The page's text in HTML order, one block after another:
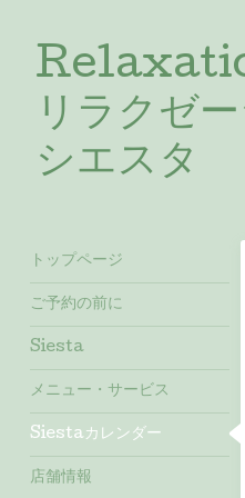
リラクゼ
シエスタ
トップページ
ご予約の前に
Siesta
メニュー・サービス
Siestaカレンダー
店舗情報